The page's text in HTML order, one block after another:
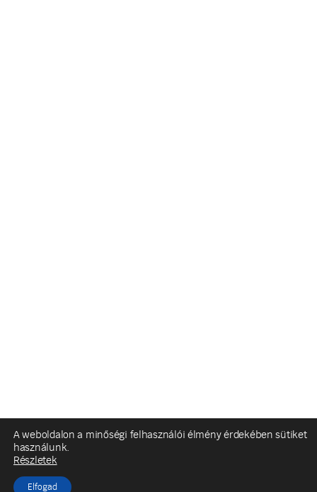
A weboldalon a minőségi felhasználói élmény érdekében sütiket
használunk.
Részletek
Elfogad